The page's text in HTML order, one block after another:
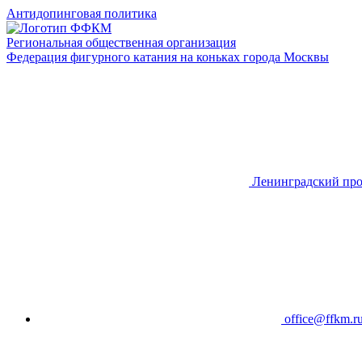
Антидопинговая политика
Региональная общественная организация
Федерация фигурного катания на коньках города Москвы
Ленинградский
office@ffkm.ru